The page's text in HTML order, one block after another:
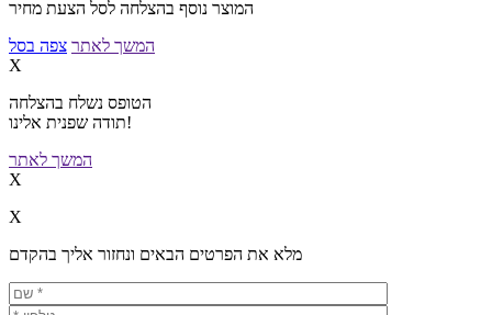
המוצר נוסף בהצלחה לסל הצעת מחיר
המשך לאתר צפה בסל
X
הטופס נשלח בהצלחה
תודה שפנית אלינו!
המשך לאתר
X
X
מלא את הפרטים הבאים ונחזור אליך בהקדם